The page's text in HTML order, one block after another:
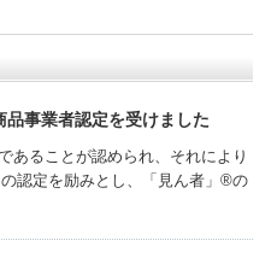
事業者認定を受けました
あることが認められ、それにより
認定を励みとし、「見ん者」®の